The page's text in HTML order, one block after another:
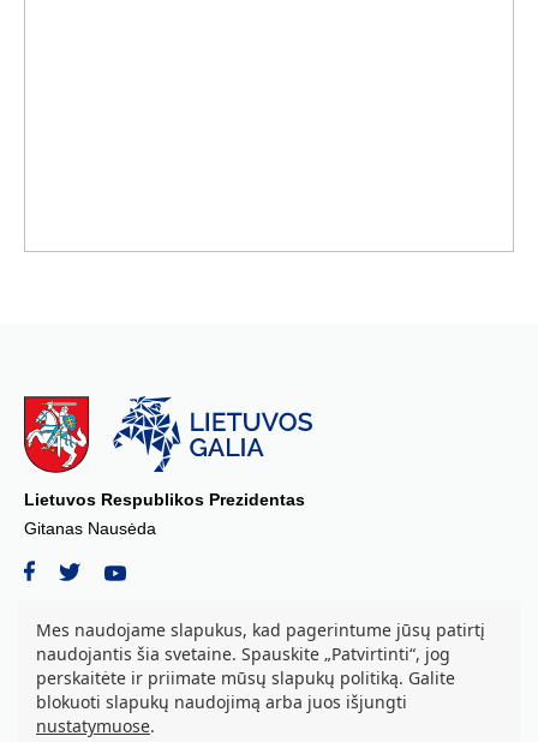
Lietuvos Respublikos Prezidentas
Gitanas Nausėda
© 2026 Lietuvos Respublikos Prezidento kanceliarija, biudžetinė įstaiga.
Visos teisės saugomos.
S. Daukanto a. 3, LT-01122 Vilnius tel. +37069842639, el. paštas:
aurika.grozova@prezidentas.lt
Mes naudojame slapukus, kad pagerintume jūsų patirtį
naudojantis šia svetaine. Spauskite „Patvirtinti“, jog
perskaitėte ir priimate mūsų slapukų politiką. Galite
blokuoti slapukų naudojimą arba juos išjungti
nustatymuose.